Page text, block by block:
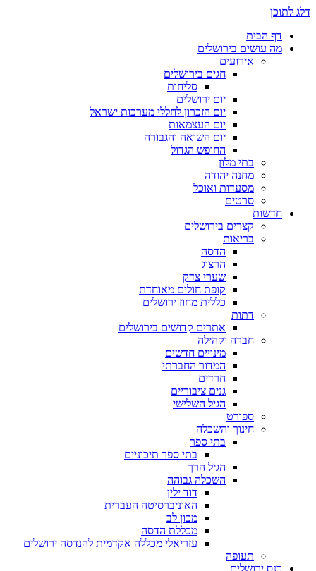
דלג לתוכן
דף הבית
מה עושים בירושלים
אירועים
חגים בירושלים
סליחות
יום ירושלים
יום הזכרון לחללי מערכות ישראל
יום העצמאות
יום השואה והגבורה
החופש הגדול
בתי מלון
מחנה יהודה
מסעדות ואוכל
סרטים
חדשות
קצרים בירושלים
בריאות
הדסה
הרצוג
שערי צדק
קופת חולים מאוחדת
כללית מחוז ירושלים
דתות
אתרים קדושים בירושלים
חברה וקהילה
מינויים חדשים
המדור החברתי
חרדים
גנים ציבוריים
הגיל השלישי
ספורט
חינוך והשכלה
בתי ספר
בתי ספר תיכוניים
הגיל הרך
השכלה גבוהה
דוד ילין
האוניברסיטה העברית
מכון לב
מכללת הדסה
עזריאלי מכללה אקדמית להנדסה ירושלים
תעופה
כנס ירושלים